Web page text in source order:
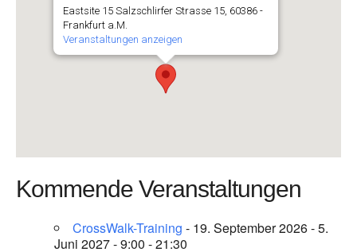
Eastsite 15 Salzschlirfer Strasse 15, 60386 -
Frankfurt a.M.
Veranstaltungen anzeigen
Kommende Veranstaltungen
CrossWalk-Training - 19. September 2026 - 5.
Juni 2027 - 9:00 - 21:30